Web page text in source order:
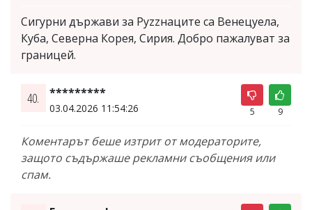
Сигурни държави за Руzzнаците са Венецуела,
Куба, Северна Корея, Сирия. Добро пажалуват за
границей.
40. *********
03.04.2026 11:54:26 5 9
Коментарът беше изтрит от модераторите,
защото съдържаше рекламни съобщения или
спам.